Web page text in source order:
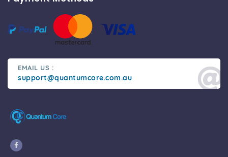
EMAIL US :
support@quantumcore.com.au